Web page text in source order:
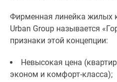
Поиск
дома
Программа
реновации
Фирменная линейка жилых
Urban Group называется
признаки этой концепции:
Невысокая цена
эконом и комфорт-класса);